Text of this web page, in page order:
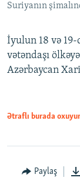
Suriyanın
İyulun 18 və
vətəndaşı
Azərbaycan
Ətraflı burada
Paylaş